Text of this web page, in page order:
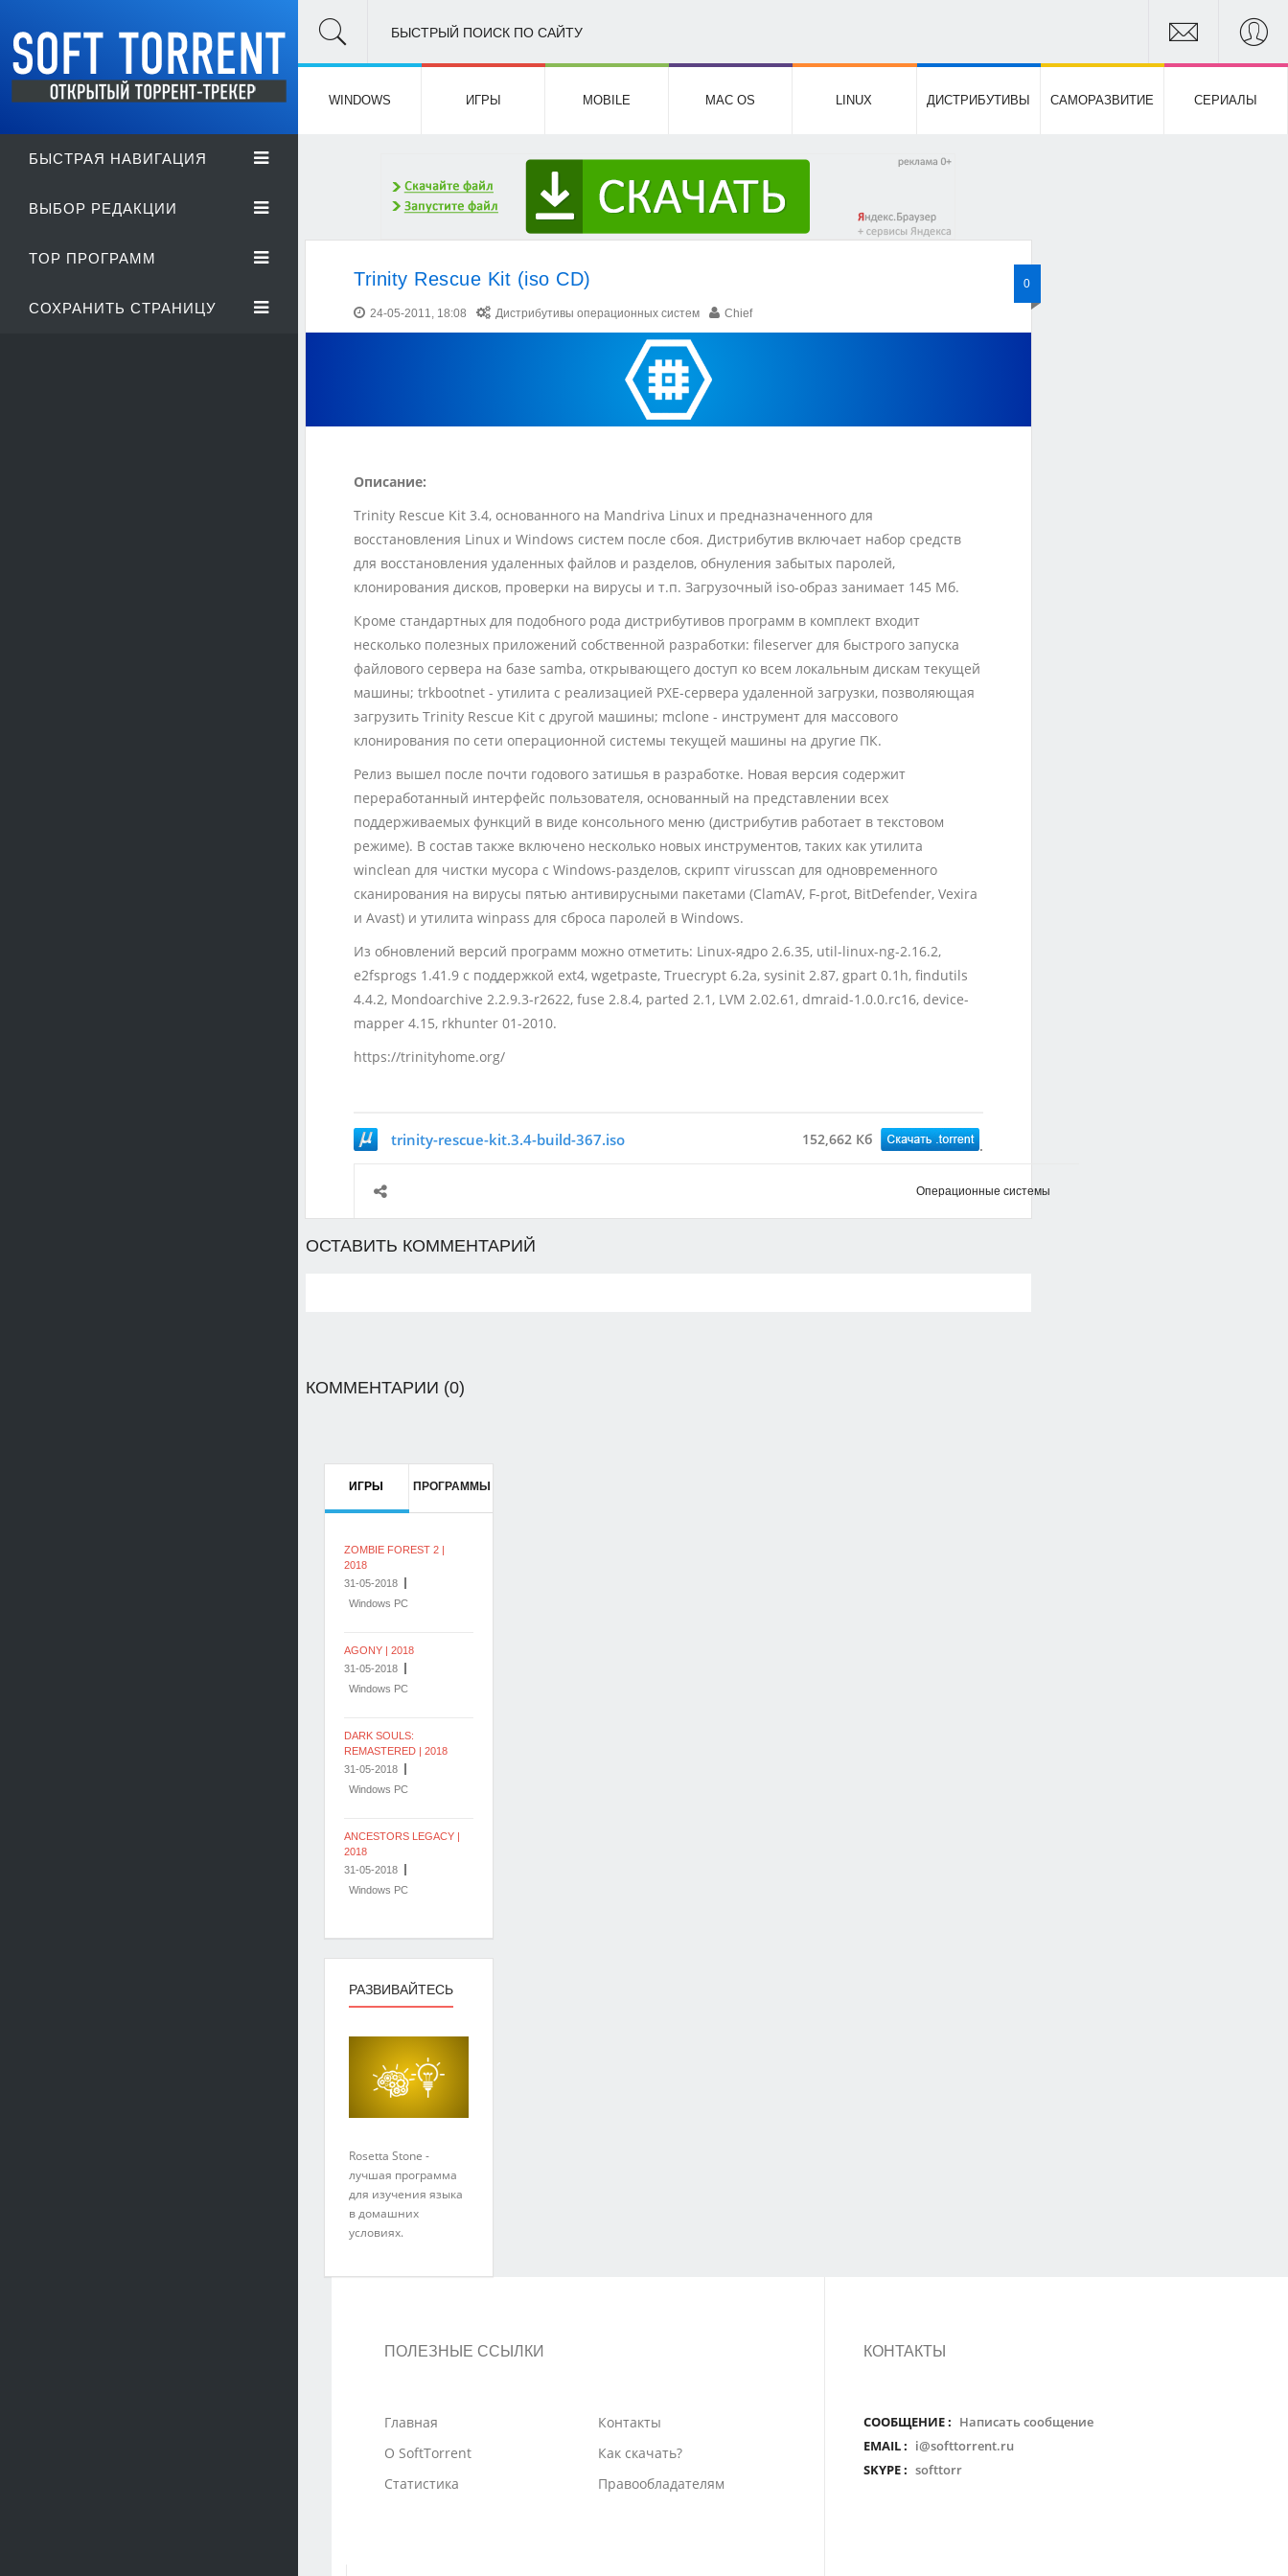
БЫСТРАЯ НАВИГАЦИЯ
ВЫБОР РЕДАКЦИИ
TOP ПРОГРАММ
СОХРАНИТЬ СТРАНИЦУ
БЫСТРЫЙ ПОИСК ПО САЙТУ
WINDOWS ИГРЫ MOBILE MAC OS LINUX ДИСТРИБУТИВЫ САМОРАЗВИТИЕ СЕРИАЛЫ
Trinity Rescue Kit (iso CD) 0
24-05-2011, 18:08 Дистрибутивы операционных систем Chief
Описание:
Trinity Rescue Kit 3.4, основанного на Mandriva Linux и предназначенного для
восстановления Linux и Windows систем после сбоя. Дистрибутив включает набор средств
для восстановления удаленных файлов и разделов, обнуления забытых паролей,
клонирования дисков, проверки на вирусы и т.п. Загрузочный iso-образ занимает 145 Мб.
Кроме стандартных для подобного рода дистрибутивов программ в комплект входит
несколько полезных приложений собственной разработки: fileserver для быстрого запуска
файлового сервера на базе samba, открывающего доступ ко всем локальным дискам текущей
машины; trkbootnet - утилита с реализацией PXE-сервера удаленной загрузки, позволяющая
загрузить Trinity Rescue Kit c другой машины; mclone - инструмент для массового
клонирования по сети операционной системы текущей машины на другие ПК.
Релиз вышел после почти годового затишья в разработке. Новая версия содержит
переработанный интерфейс пользователя, основанный на представлении всех
поддерживаемых функций в виде консольного меню (дистрибутив работает в текстовом
режиме). В состав также включено несколько новых инструментов, таких как утилита
winclean для чистки мусора с Windows-разделов, скрипт virusscan для одновременного
сканирования на вирусы пятью антивирусными пакетами (ClamAV, F-prot, BitDefender, Vexira
и Avast) и утилита winpass для сброса паролей в Windows.
Из обновлений версий программ можно отметить: Linux-ядро 2.6.35, util-linux-ng-2.16.2,
e2fsprogs 1.41.9 с поддержкой ext4, wgetpaste, Truecrypt 6.2a, sysinit 2.87, gpart 0.1h, findutils
4.4.2, Mondoarchive 2.2.9.3-r2622, fuse 2.8.4, parted 2.1, LVM 2.02.61, dmraid-1.0.0.rc16, device-
mapper 4.15, rkhunter 01-2010.
https://trinityhome.org/
trinity-rescue-kit.3.4-build-367.iso 152,662 Кб
Операционные системы
ОСТАВИТЬ КОММЕНТАРИЙ
КОММЕНТАРИИ (0)
ИГРЫ ПРОГРАММЫ
ZOMBIE FOREST 2 |
2018
31-05-2018
Windows PC
AGONY | 2018
31-05-2018
Windows PC
DARK SOULS:
REMASTERED | 2018
31-05-2018
Windows PC
ANCESTORS LEGACY |
2018
31-05-2018
Windows PC
РАЗВИВАЙТЕСЬ
Rosetta Stone -
лучшая программа
для изучения языка
в домашних
условиях.
ПОЛЕЗНЫЕ ССЫЛКИ
Главная
О SoftTorrent
Статистика
Контакты
Как скачать?
Правообладателям
КОНТАКТЫ
СООБЩЕНИЕ : Написать сообщение
EMAIL : i@softtorrent.ru
SKYPE : softtorr